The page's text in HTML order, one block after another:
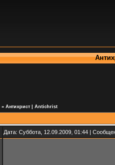
» Антихрист | Antichrist
Дата: Суббота, 12.09.2009, 01:44 |